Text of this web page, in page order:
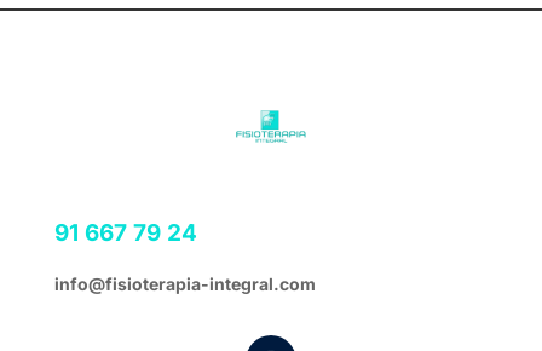
91 667 79 24
info@fisioterapia-integral.com